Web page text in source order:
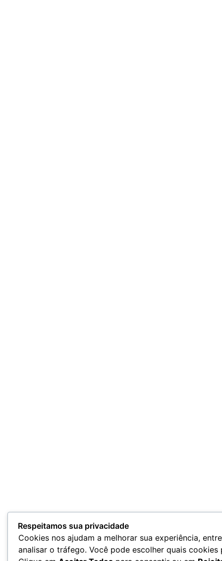
Respeitamos sua privacidade
Cookies nos ajudam a melhorar sua experiência,
analisar o tráfego. Você pode escolher quais